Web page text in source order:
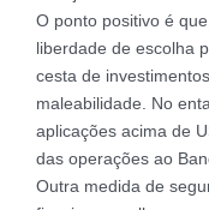
O ponto positivo é
liberdade de escolha
cesta de
maleabilidade. No
aplicações acima de
das operações ao
Outra medida de